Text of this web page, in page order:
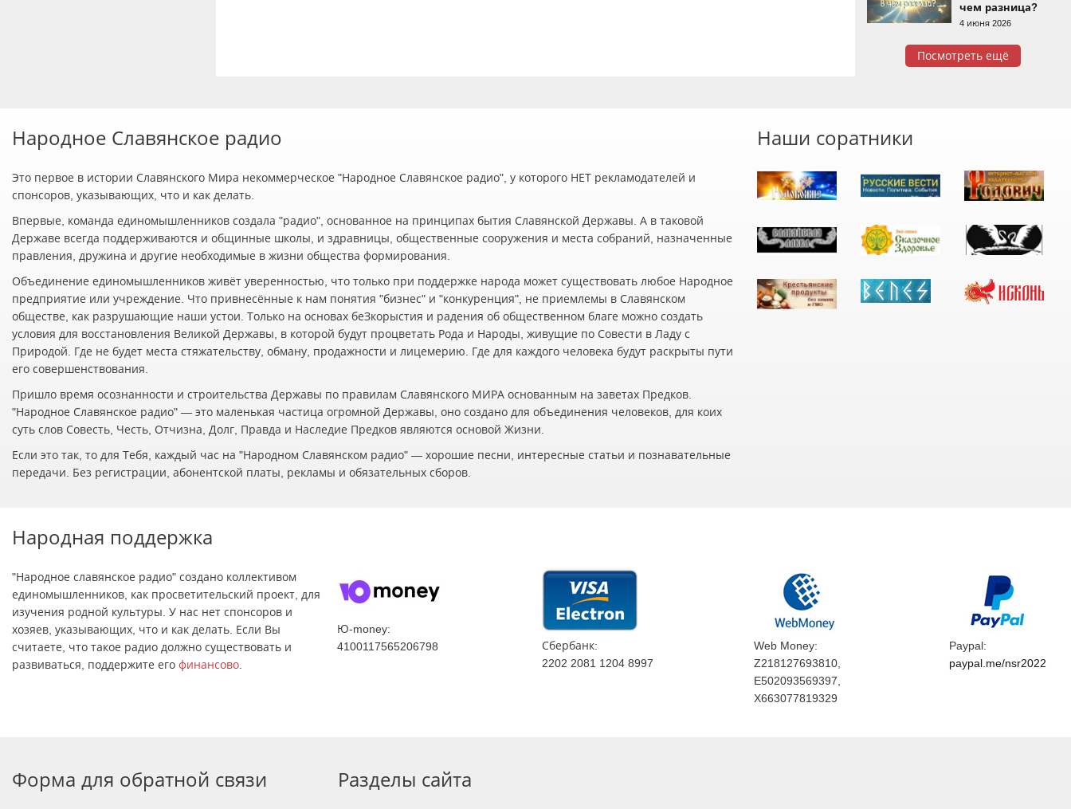
чем разница?
4 июня 2026
Посмотреть ещё
Народное Славянское радио
Это первое в истории Славянского Мира некоммерческое "Народное Славянское радио", у которого НЕТ рекламодателей и
спонсоров, указывающих, что и как делать.
Впервые, команда единомышленников создала "радио", основанное на принципах бытия Славянской Державы. А в таковой
Державе всегда поддерживаются и общинные школы, и здравницы, общественные сооружения и места собраний, назначенные
правления, дружина и другие необходимые в жизни общества формирования.
Объединение единомышленников живёт уверенностью, что только при поддержке народа может существовать любое Народное
предприятие или учреждение. Что привнесённые к нам понятия "бизнес" и "конкуренция", не приемлемы в Славянском
обществе, как разрушающие наши устои. Только на основах беЗкорыстия и радения об общественном благе можно создать
условия для восстановления Великой Державы, в которой будут процветать Рода и Народы, живущие по Совести в Ладу с
Природой. Где не будет места стяжательству, обману, продажности и лицемерию. Где для каждого человека будут раскрыты пути
его совершенствования.
Пришло время осознанности и строительства Державы по правилам Славянского МИРА основанным на заветах Предков.
"Народное Славянское радио" — это маленькая частица огромной Державы, оно создано для объединения человеков, для коих
суть слов Совесть, Честь, Отчизна, Долг, Правда и Наследие Предков являются основой Жизни.
Если это так, то для Тебя, каждый час на "Народном Славянском радио" — хорошие песни, интересные статьи и познавательные
передачи. Без регистрации, абонентской платы, рекламы и обязательных сборов.
Наши соратники
Народная поддержка
"Народное славянское радио" создано коллективом
единомышленников, как просветительский проект, для
изучения родной культуры. У нас нет спонсоров и
хозяев, указывающих, что и как делать. Если Вы
считаете, что такое радио должно существовать и
развиваться, поддержите его финансово
Ю-money:
4100117565206798
Сбербанк:
2202 2081 1204 8997
Web Money:
Z218127693810,
E502093569397,
X663077819329
Paypal:
paypal.me/nsr2022
Форма для обратной связи Разделы сайта